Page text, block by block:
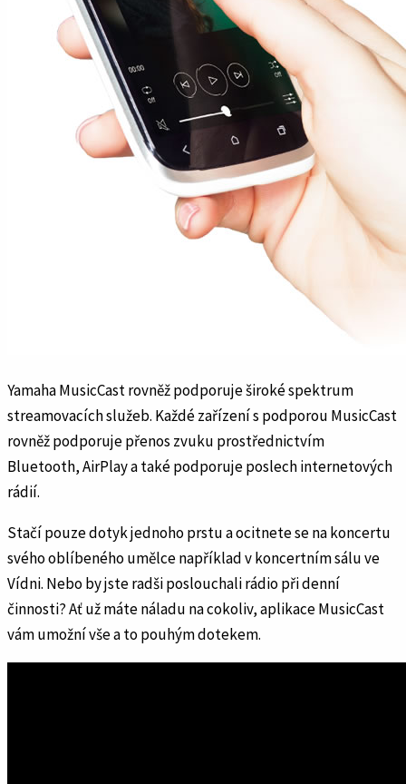
Yamaha MusicCast rovněž podporuje široké spektrum
streamovacích služeb. Každé zařízení s podporou MusicCast
rovněž podporuje přenos zvuku prostřednictvím
Bluetooth, AirPlay a také podporuje poslech internetových
rádií.
Stačí pouze dotyk jednoho prstu a ocitnete se na koncertu
svého oblíbeného umělce například v koncertním sálu ve
Vídni. Nebo by jste radši poslouchali rádio při denní
činnosti? Ať už máte náladu na cokoliv, aplikace MusicCast
vám umožní vše a to pouhým dotekem.